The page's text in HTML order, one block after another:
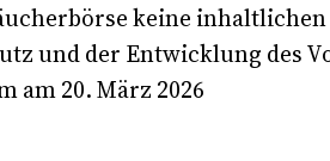
keine
und der Entwicklung des
am 20. März 2026